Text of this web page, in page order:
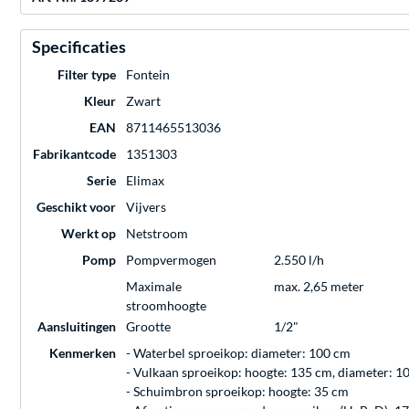
Specificaties
Filter type
Fontein
Kleur
Zwart
EAN
8711465513036
Fabrikantcode
1351303
Serie
Elimax
Geschikt voor
Vijvers
Werkt op
Netstroom
Pomp
Pompvermogen
2.550 l/h
Maximale
stroomhoogte
max. 2,65 meter
Aansluitingen Grootte
1/2"
Kenmerken
- Waterbel sproeikop: diameter: 100 cm
- Vulkaan sproeikop: hoogte: 135 cm, diameter:
- Schuimbron sproeikop: hoogte: 35 cm